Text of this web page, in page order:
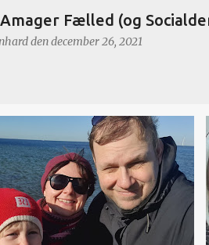
Fælled (og
dendecember 26, 2021